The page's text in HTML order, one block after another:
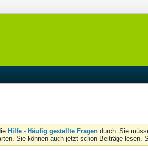
Hilfe - Häufig gestellte Fragen durch. Sie
Sie können auch jetzt schon Beiträge